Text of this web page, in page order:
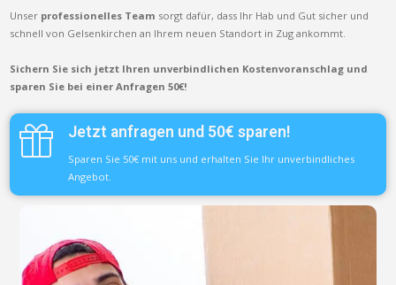
Unser professionelles Team sorgt dafür, dass Ihr Hab und Gut sicher und
schnell von Gelsenkirchen an Ihrem neuen Standort in Zug ankommt.
Sichern Sie sich jetzt Ihren unverbindlichen Kostenvoranschlag und
sparen Sie bei einer Anfragen 50€!
Jetzt anfragen und 50€ sparen!
Sparen Sie 50€ mit uns und erhalten Sie Ihr unverbindliches
Angebot.